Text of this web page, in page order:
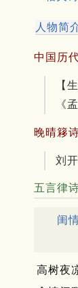
人物简
中国历
【
《
晚晴簃
刘
五言律
闺
高树夜